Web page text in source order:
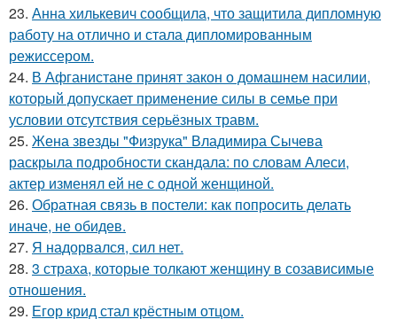
23. Анна хилькевич сообщила, что защитила дипломную
работу на отлично и стала дипломированным
режиссером.
24. В Афганистане принят закон о домашнем насилии,
который допускает применение силы в семье при
условии отсутствия серьёзных травм.
25. Жена звезды "Физрука" Владимира Сычева
раскрыла подробности скандала: по словам Алеси,
актер изменял ей не с одной женщиной.
26. Обратная связь в постели: как попросить делать
иначе, не обидев.
27. Я надорвался, сил нет.
28. 3 страха, которые толкают женщину в созависимые
отношения.
29. Егор крид стал крёстным отцом.